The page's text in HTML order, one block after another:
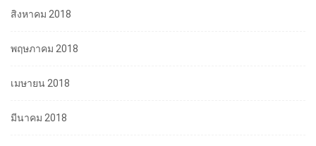
สิงหาคม 2018
พฤษภาคม 2018
เมษายน 2018
มีนาคม 2018